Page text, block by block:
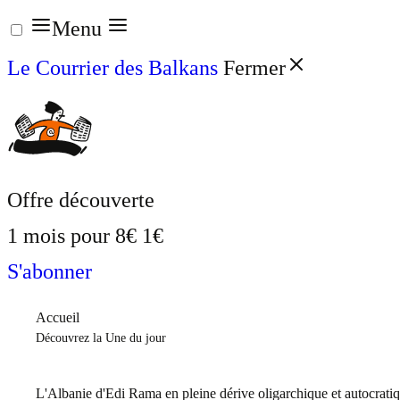
Aller
au
contenu
Menu
Le Courrier des Balkans Fermer
Offre découverte
1 mois pour 8€ 1€
S'abonner
Accueil
Découvrez la Une du jour
L'Albanie d'Edi Rama en pleine dérive oligarchique et